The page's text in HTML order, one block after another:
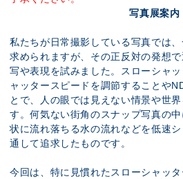
写真展案内
私たちが日常撮影している写真では
求められますが、その正反対の発想
写や表現を試みました。スローシャ
ャッタースピードを調節することや
とで、人の眼では見えない情景や世
す。何気ない街角のスナップ写真の
状に流れ落ちる水の流れなどを低速
通して追求したものです。
今回は、特に見慣れたスローシャッ